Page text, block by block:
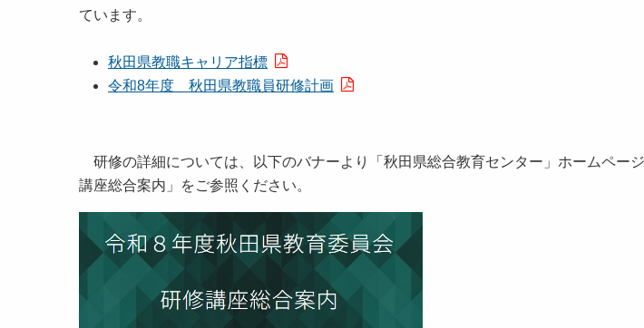
ています。
秋田県教職キャリア指標
令和8年度 秋田県教職員研修計画
研修の詳細については、以下のバナーより「秋田県総合教育センター」ホームペー
講座総合案内」をご参照ください。